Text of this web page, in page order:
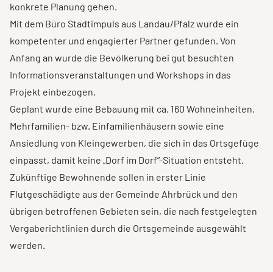
konkrete Planung gehen.
Mit dem Büro Stadtimpuls aus Landau/Pfalz wurde ein
kompetenter und engagierter Partner gefunden. Von
Anfang an wurde die Bevölkerung bei gut besuchten
Informationsveranstaltungen und Workshops in das
Projekt einbezogen.
Geplant wurde eine Bebauung mit ca. 160 Wohneinheiten,
Mehrfamilien- bzw. Einfamilienhäusern sowie eine
Ansiedlung von Kleingewerben, die sich in das Ortsgefüge
einpasst, damit keine „Dorf im Dorf“-Situation entsteht.
Zukünftige Bewohnende sollen in erster Linie
Flutgeschädigte aus der Gemeinde Ahrbrück und den
übrigen betroffenen Gebieten sein, die nach festgelegten
Vergaberichtlinien durch die Ortsgemeinde ausgewählt
werden.